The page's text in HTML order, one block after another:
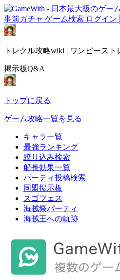
事前ガチャ ゲーム検索 ログイン
トレクル攻略wiki | ワンピース
掲示板Q&A
トップに戻る
ゲーム攻略一覧を見る
キャラ一覧
最強ランキング
絞り込み検索
船長効果一覧
パーティ投稿検索
同盟掲示板
スゴフェス
海賊祭パーティ
海賊王への軌跡